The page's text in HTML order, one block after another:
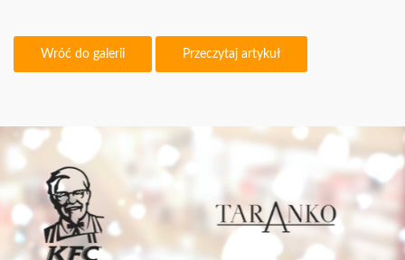
Wróć do galerii Przeczytaj artykuł